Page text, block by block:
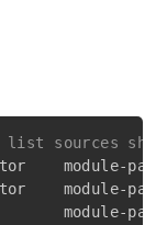
list sources